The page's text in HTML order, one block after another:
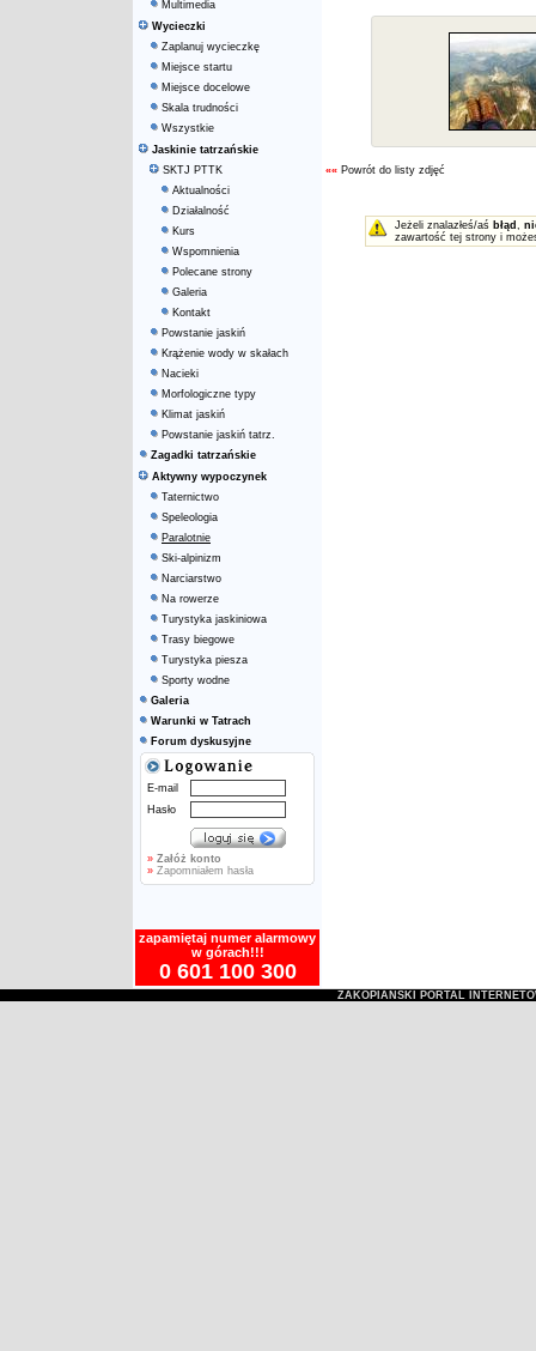
Multimedia
Wycieczki
Zaplanuj wycieczkę
Miejsce startu
Miejsce docelowe
Skala trudności
Wszystkie
Jaskinie tatrzańskie
SKTJ PTTK
Aktualności
Działalność
Kurs
Wspomnienia
Polecane strony
Galeria
Kontakt
Powstanie jaskiń
Krążenie wody w skałach
Nacieki
Morfologiczne typy
Klimat jaskiń
Powstanie jaskiń tatrz.
Zagadki tatrzańskie
Aktywny wypoczynek
Taternictwo
Speleologia
Paralotnie
Ski-alpinizm
Narciarstwo
Na rowerze
Turystyka jaskiniowa
Trasy biegowe
Turystyka piesza
Sporty wodne
Galeria
Warunki w Tatrach
Forum dyskusyjne
E-mail
Hasło
» Załóż konto
» Zapomniałem hasła
zapamiętaj numer alarmowy
w górach!!!
0 601 100 300
«« Powrót do listy zdjęć
Jeżeli znalazłeś/aś błąd ,
zawartość tej strony i
ZAKOPIAŃSKI PORTAL